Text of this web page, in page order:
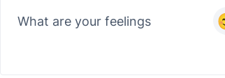
What are your feelings